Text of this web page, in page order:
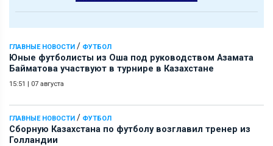
ГЛАВНЫЕ НОВОСТИ / ФУТБОЛ
Юные футболисты из Оша под руководством Азамата
Байматова участвуют в турнире в Казахстане
15:51 | 07 августа
ГЛАВНЫЕ НОВОСТИ / ФУТБОЛ
Сборную Казахстана по футболу возглавил тренер из
Голландии